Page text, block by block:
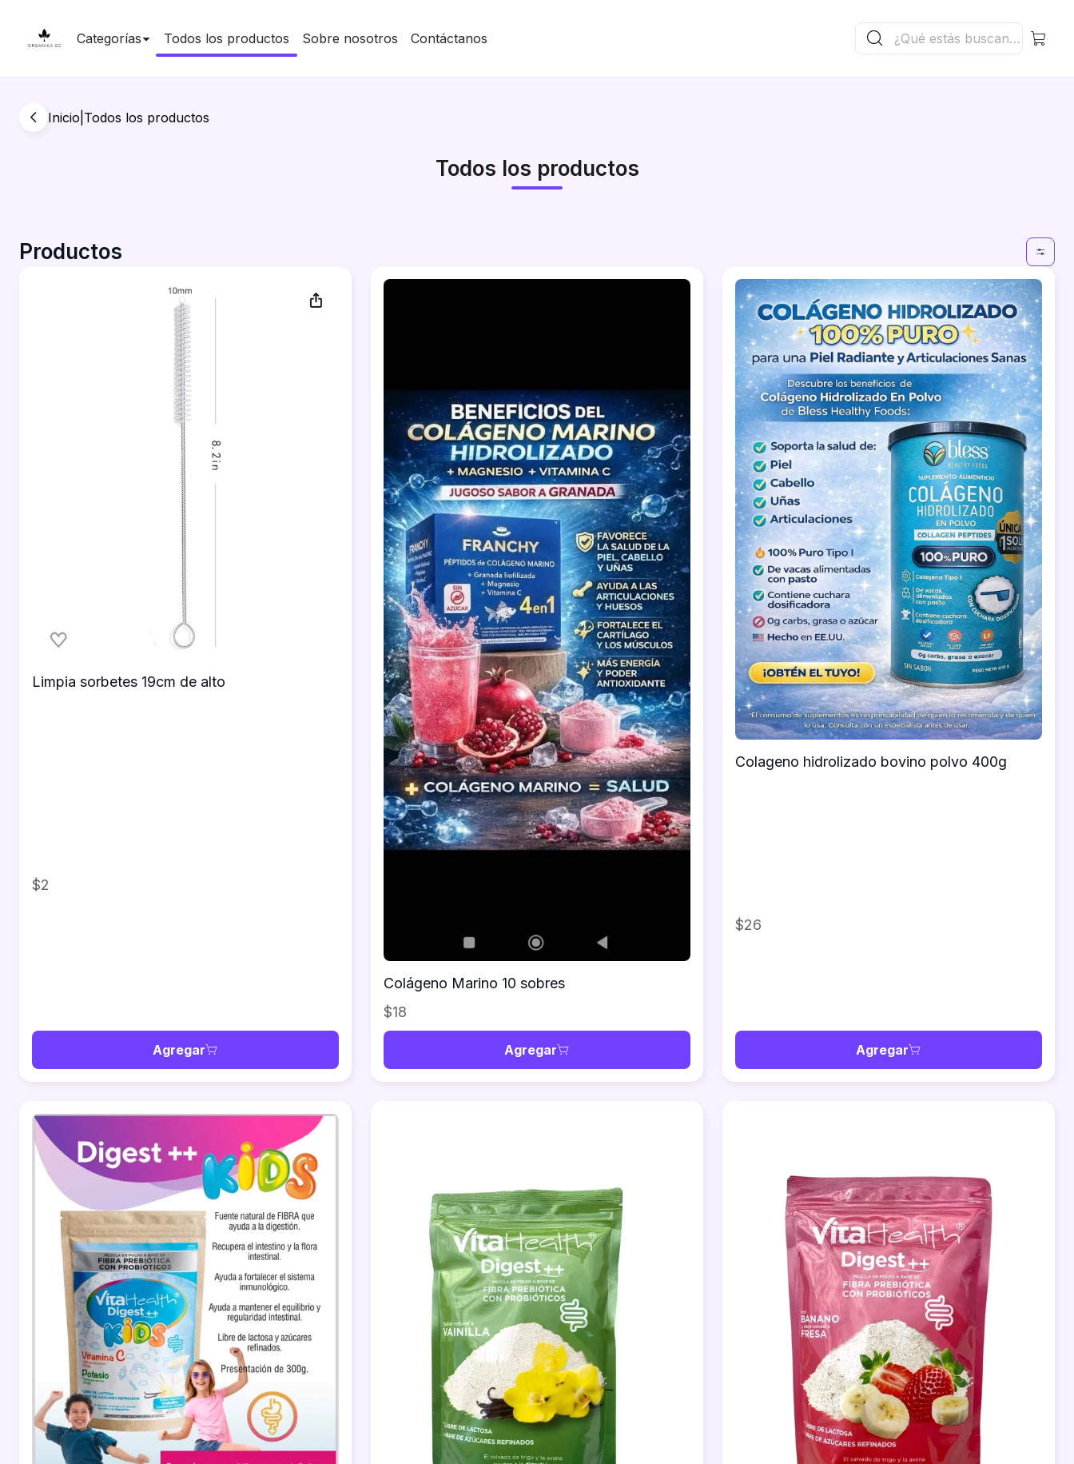
Categorías Todos los productos Sobre nosotros Contáctanos
Inicio Todos los productos
Todos los productos
Productos
Limpia sorbetes 19cm de alto
$2
Agregar
Colágeno Marino 10 sobres
$18
Agregar
Colageno hidrolizado bovino polvo 400g
$26
Agregar